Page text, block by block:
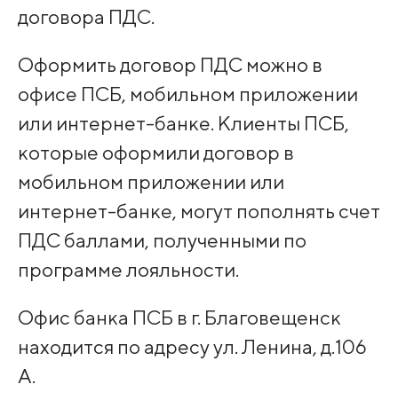
договора ПДС.
Оформить договор ПДС можно в
офисе ПСБ, мобильном приложении
или интернет-банке. Клиенты ПСБ,
которые оформили договор в
мобильном приложении или
интернет-банке, могут пополнять счет
ПДС баллами, полученными по
программе лояльности.
Офис банка ПСБ в г. Благовещенск
находится по адресу ул. Ленина, д.106
А.